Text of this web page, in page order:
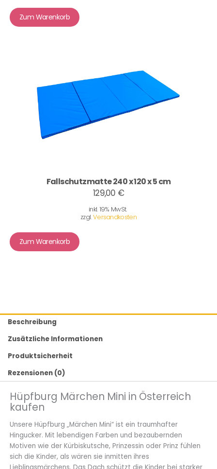
Zum Warenkorb
Fallschutzmatte 240 x 120 x 5 cm
129,00 €
inkl. 19% MwSt.
zzgl.Versandkosten
Zum Warenkorb
Beschreibung
Zusätzliche Informationen
Produktsicherheit
Rezensionen (0)
Hüpfburg Märchen Mini in Österreich
kaufen
Unsere Hüpfburg „Märchen Mini“ ist ein traumhafter
Hingucker. Mit lebendigen Farben und bezaubernden
Motiven wie der Kürbiskutsche, Prinzessin oder Prinz fühlen
sich die Kinder, als wären sie inmitten ihres